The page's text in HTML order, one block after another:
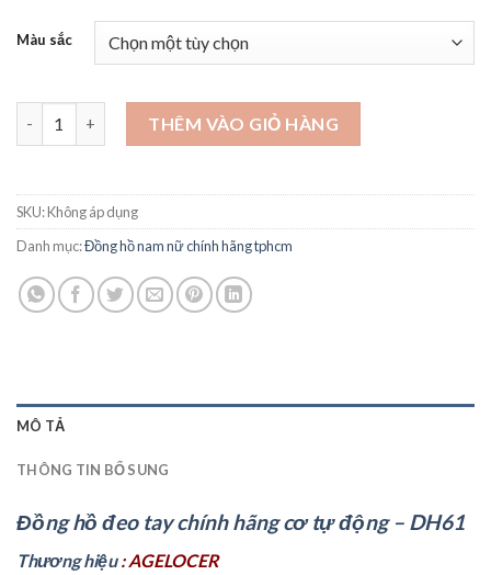
Màu sắc
Đồng hồ đeo tay chính hãng cơ tự động - DH61 số lượng
THÊM VÀO GIỎ HÀNG
SKU:Không áp dụng
Danh mục:Đồng hồ nam nữ chính hãng tphcm
MÔ TẢ
THÔNG TIN BỔ SUNG
Đồng hồ đeo tay chính hãng cơ tự động – DH61
Thương hiệu: AGELOCER